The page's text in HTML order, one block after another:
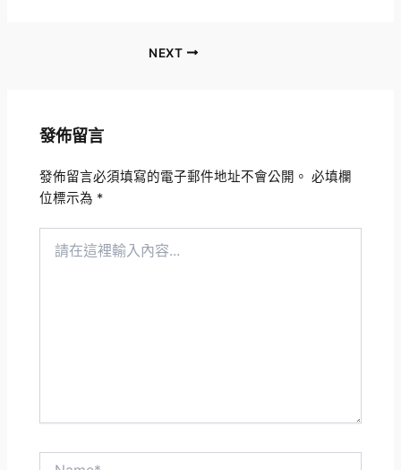
NEXT
發佈留言
發佈留言必須填寫的電子郵件地址不會公開。 必填欄
位標示為 *